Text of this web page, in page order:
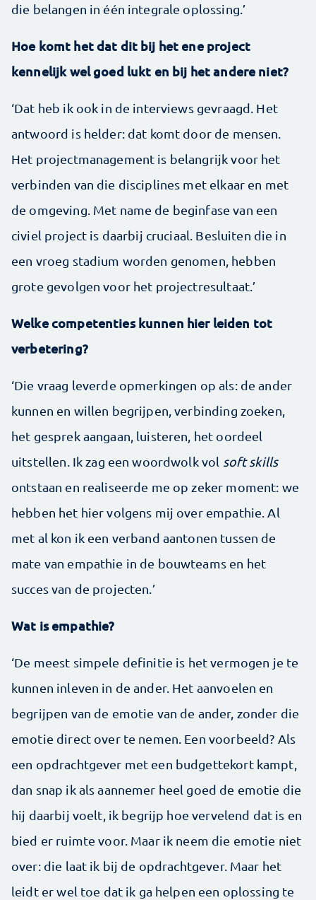
die belangen in één integrale oplossing.’
Hoe komt het dat dit bij het ene project
kennelijk wel goed lukt en bij het andere niet?
‘Dat heb ik ook in de interviews gevraagd. Het
antwoord is helder: dat komt door de mensen.
Het projectmanagement is belangrijk voor het
verbinden van die disciplines met elkaar en met
de omgeving. Met name de beginfase van een
civiel project is daarbij cruciaal. Besluiten die in
een vroeg stadium worden genomen, hebben
grote gevolgen voor het projectresultaat.’
Welke competenties kunnen hier leiden tot
verbetering?
‘Die vraag leverde opmerkingen op als: de ander
kunnen en willen begrijpen, verbinding zoeken,
het gesprek aangaan, luisteren, het oordeel
uitstellen. Ik zag een woordwolk vol soft skills
ontstaan en realiseerde me op zeker moment: we
hebben het hier volgens mij over empathie. Al
met al kon ik een verband aantonen tussen de
mate van empathie in de bouwteams en het
succes van de projecten.’
Wat is empathie?
‘De meest simpele definitie is het vermogen je te
kunnen inleven in de ander. Het aanvoelen en
begrijpen van de emotie van de ander, zonder die
emotie direct over te nemen. Een voorbeeld? Als
een opdrachtgever met een budgettekort kampt,
dan snap ik als aannemer heel goed de emotie die
hij daarbij voelt, ik begrijp hoe vervelend dat is en
bied er ruimte voor. Maar ik neem die emotie niet
over: die laat ik bij de opdrachtgever. Maar het
leidt er wel toe dat ik ga helpen een oplossing te